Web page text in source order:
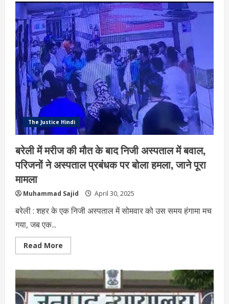
ने
75
में
से
40
जिलों
के
जिला
जज
बदले,
आप
भी
देखें
ट्रांसफर
लिस्ट
The Justice Hindi
बरेली में मरीज की मौत के बाद निजी अस्पताल में बवाल,
परिजनों ने अस्पताल प्रबंधक पर बोला हमला, जाने पूरा
मामला
Muhammad Sajid April 30, 2025
बरेली : शहर के एक निजी अस्पताल में सोमवार को उस समय हंगामा मच
गया, जब एक...
Read More
more
में
मरीज
की
मौत